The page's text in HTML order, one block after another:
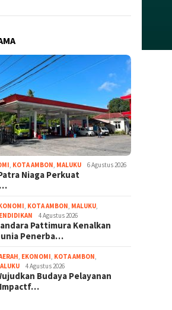
, KOTA AMBON, MALUKU 6 Agustus 2026
Niaga Perkuat
, KOTA AMBON, MALUKU,
4 Agustus 2026
Pattimura Kenalkan
Penerba…
, EKONOMI, KOTA AMBON,
4 Agustus 2026
Budaya Pelayanan